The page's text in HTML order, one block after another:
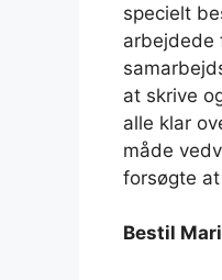
specielt
arbejdede
at skrive
alle klar
måde
forsøgte
Bestil